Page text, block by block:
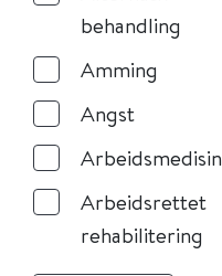
behandling
Amming
Angst
Arbeidsmedisin
Arbeidsrettet
rehabilitering